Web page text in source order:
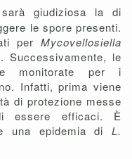
sarà giudiziosa la di
le spore presenti.
per Mycovellosiella
Successivamente, le
monitorate per i
Infatti, prima viene
di protezione messe
essere efficaci. È
una epidemia di L.